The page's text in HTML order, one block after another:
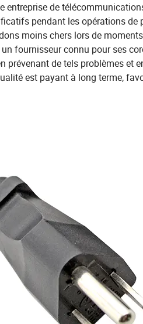
entreprise de
pendant les opérations de
moins chers lors de
fournisseur connu pour ses
prévenant de tels problèmes et
est payant à long terme,